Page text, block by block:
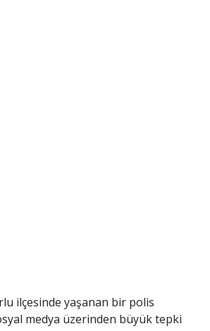
ilçesinde yaşanan bir polis
medya üzerinden büyük tepki